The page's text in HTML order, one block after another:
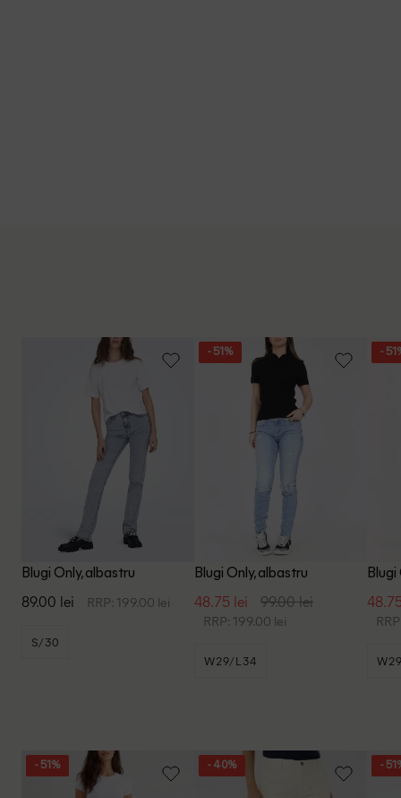
Blugi Only, albastru
89.00 lei RRP: 199.00 lei
S/30
- 51%
Blugi Only, albastru
48.75 lei 99.00 lei
RRP: 199.00 lei
W29/L34
-
Blugi
- 51% - 40% -